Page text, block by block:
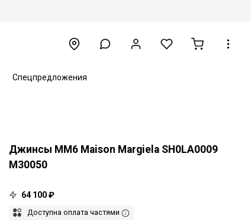
Спецпредложения
Джинсы MM6 Maison Margiela SH0LA0009
M30050
64 100 ₽
Доступна оплата частями